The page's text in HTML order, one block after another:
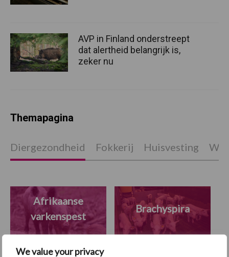
We value your privacy
AVP in Finland onderstreept
dat alertheid belangrijk is,
zeker nu
Themapagina
Diergezondheid Fokkerij Huisvesting
Afrikaanse
varkenspest
Brachyspira